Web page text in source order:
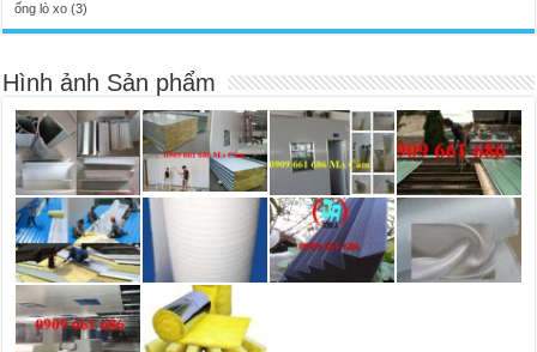
ống lò xo (3)
Hình ảnh Sản phẩm